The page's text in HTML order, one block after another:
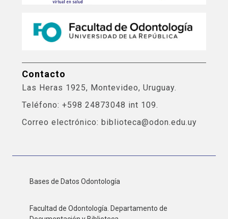
Contacto
Las Heras 1925, Montevideo, Uruguay.
Teléfono: +598 24873048 int 109.
Correo electrónico: biblioteca@odon.edu.uy
Bases de Datos Odontología
Facultad de Odontología. Departamento de